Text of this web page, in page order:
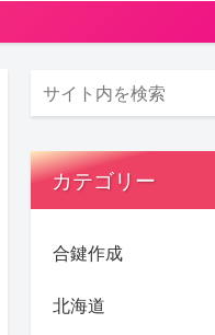
カテゴリー
合鍵作成
北海道